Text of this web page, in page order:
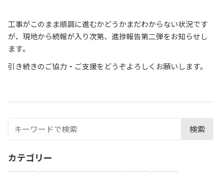
工事がこのまま順調に進むかどうかまだわからない状況です
が、現地から続報が入り次第、進捗報告第二弾をお知らせし
ます。
引き続きのご協力・ご支援をどうぞよろしくお願いします。
検索
カテゴリー